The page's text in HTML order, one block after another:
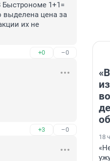
Быстрономе 1+1=
выделена цена за
их не
+0 –0
+3 –0
18